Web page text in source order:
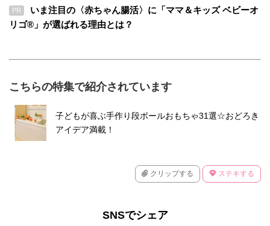
PR
いま注目の〈赤ちゃん腸活〉に「ママ＆キッズ ベビーオ
リゴ®」が選ばれる理由とは？
こちらの特集で紹介されています
子どもが喜ぶ手作り段ボールおもちゃ31選☆おどろき
アイデア満載！
クリップする ステキする
SNSでシェア